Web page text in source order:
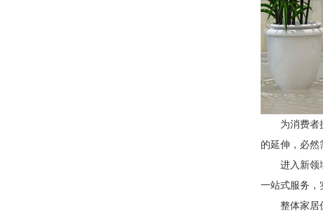
为消费者
的延伸，必然
进入新领
一站式服务，
整体家居